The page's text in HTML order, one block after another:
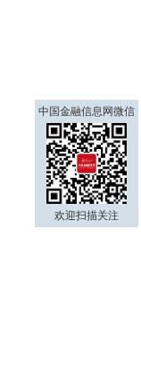
中国金融信息网微信
欢迎扫描关注